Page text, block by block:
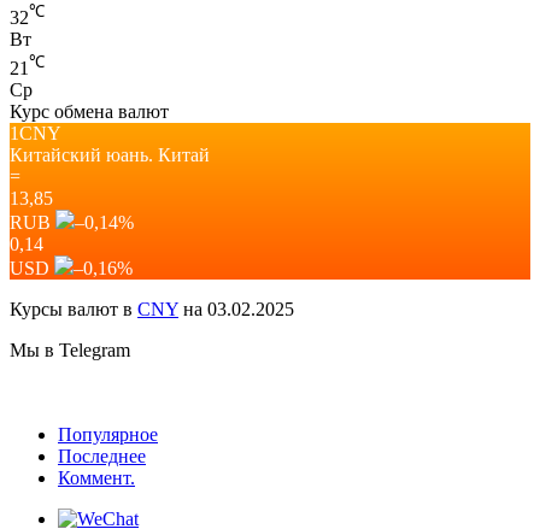
32℃
Вт
21 ℃
Ср
Курс обмена валют
1CNY
Китайский юань. Китай
=
13,85
RUB
–0,14%
0,14
USD
–0,16%
Курсы валют в CNY на 03.02.2025
Мы в Telegram
Популярное
Последнее
Коммент.